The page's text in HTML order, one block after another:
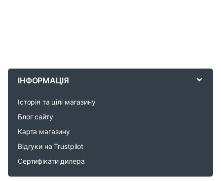
C
ІНФОРМАЦІЯ
Історія та цілі магазину
Блог сайту
Карта магазину
Відгуки на Trustpilot
Сертифікати дилера